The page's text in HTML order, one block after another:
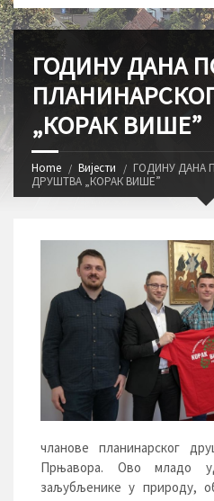
ГОДИНУ ДАНА
„КОРАК ВИШЕ”
Home Вијести
ГОДИНУ ДАНА
ДРУШТВА „КОРАК ВИШЕ”
чланове планинарског
Прњавора. Ово младо
заљубљенике у природу,